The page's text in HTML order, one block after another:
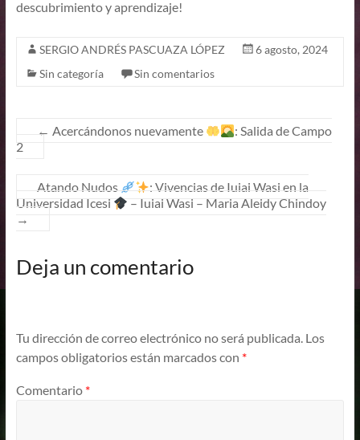
descubrimiento y aprendizaje!
SERGIO ANDRÉS PASCUAZA LÓPEZ
6 agosto, 2024
Sin categoría
Sin comentarios
← Acercándonos nuevamente
: Salida de Campo
2
Atando Nudos
: Vivencias de Iuiai Wasi en la
Universidad Icesi
– Iuiai Wasi – Maria Aleidy Chindoy
→
Deja un comentario
Tu dirección de correo electrónico no será publicada. Los
campos obligatorios están marcados con *
Comentario *